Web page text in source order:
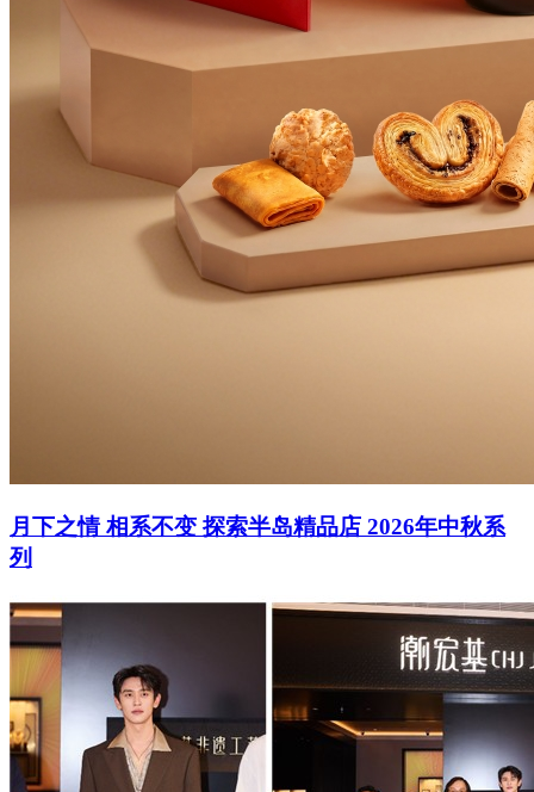
月下之情 相系不变 探索半岛精品店 2026年中秋系
列